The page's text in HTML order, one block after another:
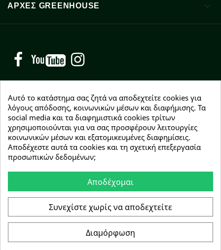
ΑΡΧΈΣ GREENHOUSE 
Facebook YouTube
NEWSLETTER
Εγγραφείτε δωρεάν και θα είστε οι πρώτοι που θα
λάβετε τα νέα μας γύρω από προσφορές, εκπτώσεις
και νέα προϊόντα.
Συμφωνώ με τουςόρους χρήσης
Copyright © 2026 Greenhousebio
Αυτό το κατάστημα σας ζητά να αποδεχτείτε cookies για
λόγους απόδοσης, κοινωνικών μέσων και διαφήμισης. Τα
social media και τα διαφημιστικά cookies τρίτων
χρησιμοποιούνται για να σας προσφέρουν λειτουργίες
κοινωνικών μέσων και εξατομικευμένες διαφημίσεις.
Αποδέχεστε αυτά τα cookies και τη σχετική επεξεργασία
προσωπικών δεδομένων;
Αποδέχομαι
Συνεχίστε χωρίς να αποδεχτείτε
Διαμόρφωση